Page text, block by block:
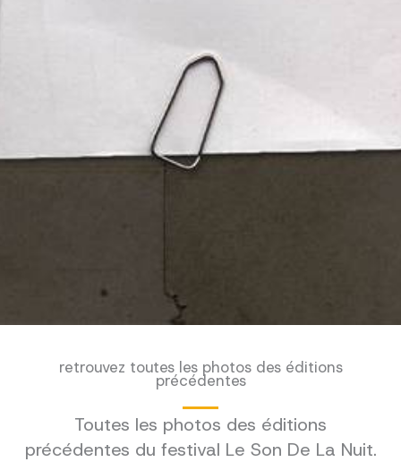
retrouvez toutes les photos des éditions
précédentes
Toutes les photos des éditions
précédentes du festival Le Son De La Nuit.